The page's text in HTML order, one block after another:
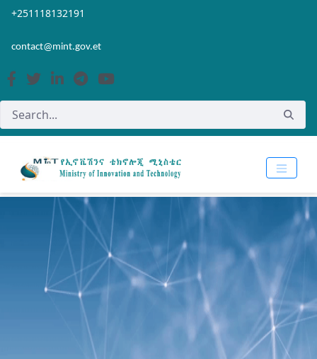
Skip to Main Content
Open Accessibility Menu
+251118132191
contact@mint.gov.et